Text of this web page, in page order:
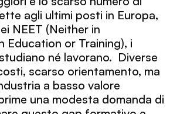
agli ultimi posti in Europa,
NEET (Neither in
Education or Training), i
né lavorano. Diverse
scarso orientamento, ma
a basso valore
una modesta domanda di